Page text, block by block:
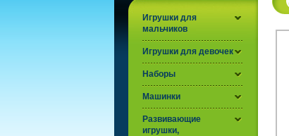
Игрушки для
мальчиков
Игрушки для девочек
Наборы
Машинки
Развивающие
игрушки,